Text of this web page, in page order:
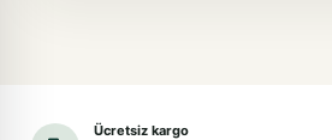
Ücretsiz kargo